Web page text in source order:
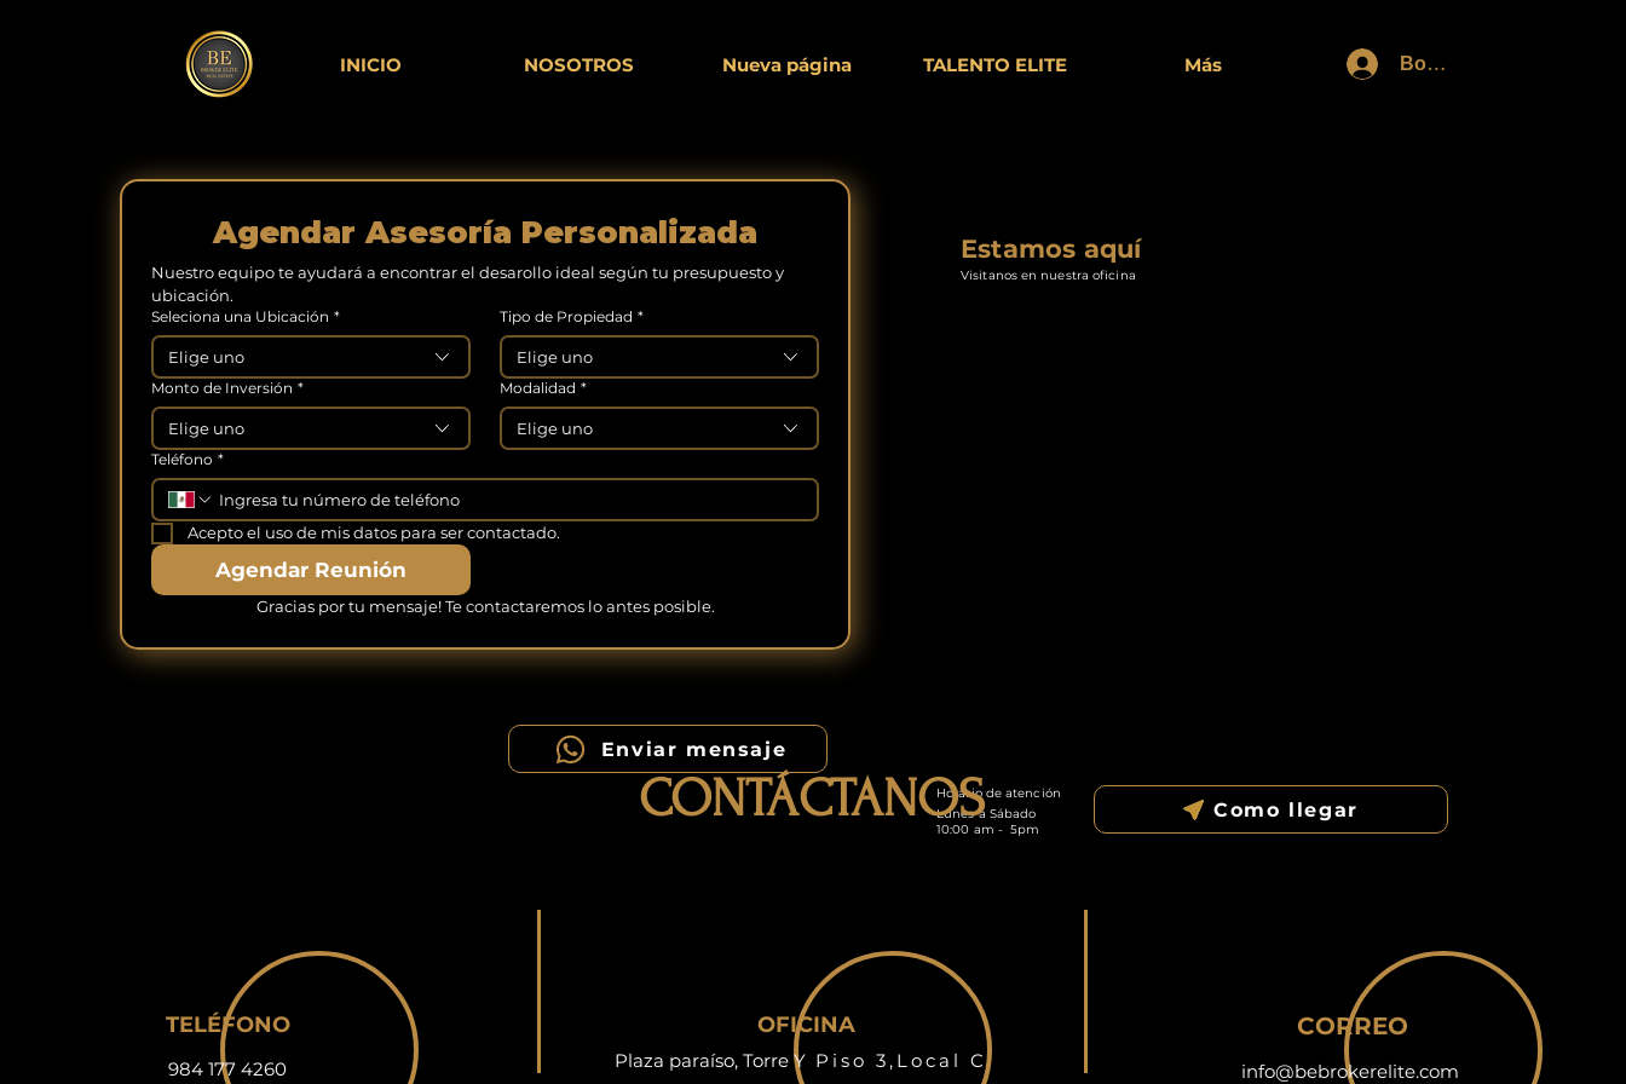
INICIO NOSOTROS Nueva página TALENTO ELITE Más Войти
Agendar Asesoría Personalizada
Nuestro equipo te ayudará a encontrar el desarollo ideal según tu presupuesto y
ubicación.
Seleciona una Ubicación *
Elige uno
Tipo de Propiedad *
Elige uno
Monto de Inversión *
Elige uno
Modalidad *
Elige uno
Teléfono *
Agendar Reunión
Gracias por tu mensaje! Te contactaremos lo antes posible.
Enviar mensaje
Estamos aquí
Visitanos en nuestra oficina
Horario de atención
Lunes a Sábado
10:00 am - 5pm
Como llegar
CONTÁCTANOS
TELÉFONO
984 177 4260
OFICINA
Plaza paraíso, Torre Y Piso 3,Local C
CORREO
info@bebrokerelite.com